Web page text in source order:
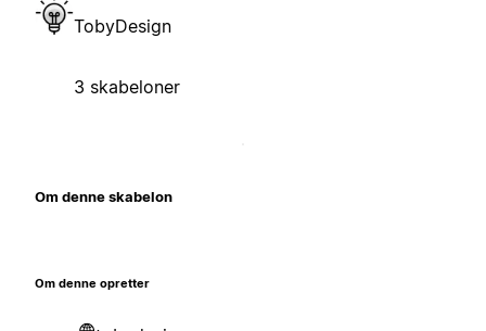
TobyDesign
3 skabeloner
Om denne skabelon
Om denne opretter